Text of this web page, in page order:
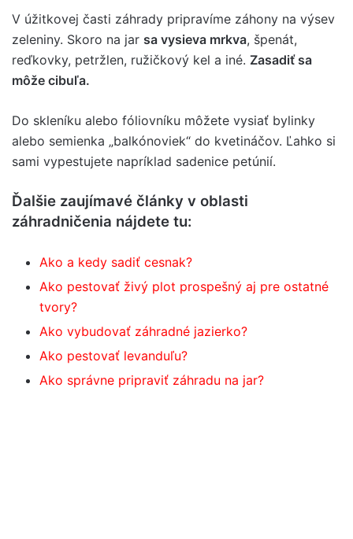
V úžitkovej časti záhrady pripravíme záhony na výsev
zeleniny. Skoro na jar sa vysieva mrkva, špenát,
reďkovky, petržlen, ružičkový kel a iné. Zasadiť sa
môže cibuľa.
Do skleníku alebo fóliovníku môžete vysiať bylinky
alebo semienka „balkónoviek“ do kvetináčov. Ľahko si
sami vypestujete napríklad sadenice petúnií.
Ďalšie zaujímavé články v oblasti
záhradničenia nájdete tu:
Ako a kedy sadiť cesnak?
Ako pestovať živý plot prospešný aj pre ostatné
tvory?
Ako vybudovať záhradné jazierko?
Ako pestovať levanduľu?
Ako správne pripraviť záhradu na jar?